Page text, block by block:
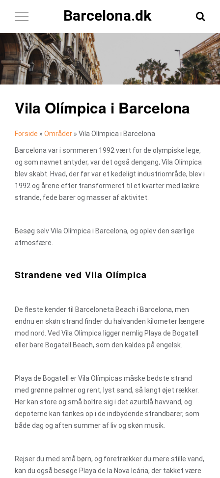
Barcelona.dk
Toggle
Vila Olímpica i Barcelona
Forside » Områder » Vila Olímpica i Barcelona
Barcelona var i sommeren 1992 vært for de olympiske lege,
og som navnet antyder, var det også dengang, Vila Olímpica
blev skabt. Hvad, der før var et kedeligt industriområde, blev i
1992 og årene efter transformeret til et kvarter med lækre
strande, fede barer og masser af aktivitet.
Besøg selv Vila Olímpica i Barcelona, og oplev den særlige
atmosfære.
Strandene ved Vila Olímpica
De fleste kender til Barceloneta Beach i Barcelona, men
endnu en skøn strand finder du halvanden kilometer længere
mod nord. Ved Vila Olímpica ligger nemlig Playa de Bogatell
eller bare Bogatell Beach, som den kaldes på engelsk.
Playa de Bogatell er Vila Olímpicas måske bedste strand
med grønne palmer og rent, lyst sand, så langt øjet rækker.
Her kan store og små boltre sig i det azurblå havvand, og
depoterne kan tankes op i de indbydende strandbarer, som
både dag og aften summer af liv og skøn musik.
Rejser du med små børn, og foretrækker du mere stille vand,
kan du også besøge Playa de la Nova Icária, der takket være